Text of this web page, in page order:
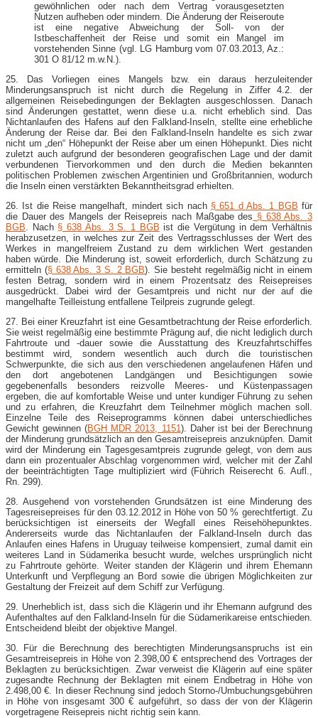
gewöhnlichen oder nach dem Vertrag vorausgesetzten
Nutzen aufheben oder mindern. Die Änderung der Reiseroute
ist eine negative Abweichung der Soll- von der
Istbeschaffenheit der Reise und somit ein Mangel im
vorstehenden Sinne (vgl. LG Hamburg vom 07.03.2013, Az.:
301 O 81/12 m.w.N.).
25. Das Vorliegen eines Mangels bzw. ein daraus herzuleitender
Minderungsanspruch ist nicht durch die Regelung in Ziffer 4.2. der
allgemeinen Reisebedingungen der Beklagten ausgeschlossen. Danach
sind Änderungen gestattet, wenn diese u.a. nicht erheblich sind. Das
Nichtanlaufen des Hafens auf den Falkland-Inseln, stellte eine erhebliche
Änderung der Reise dar. Bei den Falkland-Inseln handelte es sich zwar
nicht um „den“ Höhepunkt der Reise aber um einen Höhepunkt. Dies nicht
zuletzt auch aufgrund der besonderen geografischen Lage und der damit
verbundenen Tiervorkommen und den durch die Medien bekannten
politischen Problemen zwischen Argentinien und Großbritannien, wodurch
die Inseln einen verstärkten Bekanntheitsgrad erhielten.
26. Ist die Reise mangelhaft, mindert sich nach § 651 d Abs. 1 BGB für
die Dauer des Mangels der Reisepreis nach Maßgabe des § 638 Abs. 3
BGB . Nach § 638 Abs. 3 S. 1 BGB ist die Vergütung in dem Verhältnis
herabzusetzen, in welches zur Zeit des Vertragsschlusses der Wert des
Werkes in mangelfreiem Zustand zu dem wirklichen Wert gestanden
haben würde. Die Minderung ist, soweit erforderlich, durch Schätzung zu
ermitteln (§ 638 Abs. 3 S. 2 BGB). Sie besteht regelmäßig nicht in einem
festen Betrag, sondern wird in einem Prozentsatz des Reisepreises
ausgedrückt. Dabei wird der Gesamtpreis und nicht nur der auf die
mangelhafte Teilleistung entfallene Teilpreis zugrunde gelegt.
27. Bei einer Kreuzfahrt ist eine Gesamtbetrachtung der Reise erforderlich.
Sie weist regelmäßig eine bestimmte Prägung auf, die nicht lediglich durch
Fahrtroute und -dauer sowie die Ausstattung des Kreuzfahrtschiffes
bestimmt wird, sondern wesentlich auch durch die touristischen
Schwerpunkte, die sich aus den verschiedenen angelaufenen Häfen und
den dort angebotenen Landgängen und Besichtigungen sowie
gegebenenfalls besonders reizvolle Meeres- und Küstenpassagen
ergeben, die auf komfortable Weise und unter kundiger Führung zu sehen
und zu erfahren, die Kreuzfahrt dem Teilnehmer möglich machen soll.
Einzelne Teile des Reiseprogramms können dabei unterschiedliches
Gewicht gewinnen (BGH MDR 2013, 1151). Daher ist bei der Berechnung
der Minderung grundsätzlich an den Gesamtreisepreis anzuknüpfen. Damit
wird der Minderung ein Tagesgesamtpreis zugrunde gelegt, von dem aus
dann ein prozentualer Abschlag vorgenommen wird, welcher mit der Zahl
der beeinträchtigten Tage multipliziert wird (Führich Reiserecht 6. Aufl.,
Rn. 299).
28. Ausgehend von vorstehenden Grundsätzen ist eine Minderung des
Tagesreisepreises für den 03.12.2012 in Höhe von 50 % gerechtfertigt. Zu
berücksichtigen ist einerseits der Wegfall eines Reisehöhepunktes.
Andererseits wurde das Nichtanlaufen der Falkland-Inseln durch das
Anlaufen eines Hafens in Uruguay teilweise kompensiert, zumal damit ein
weiteres Land in Südamerika besucht wurde, welches ursprünglich nicht
zu Fahrtroute gehörte. Weiter standen der Klägerin und ihrem Ehemann
Unterkunft und Verpflegung an Bord sowie die übrigen Möglichkeiten zur
Gestaltung der Freizeit auf dem Schiff zur Verfügung.
29. Unerheblich ist, dass sich die Klägerin und ihr Ehemann aufgrund des
Aufenthaltes auf den Falkland-Inseln für die Südamerikareise entschieden.
Entscheidend bleibt der objektive Mangel.
30. Für die Berechnung des berechtigten Minderungsanspruchs ist ein
Gesamtreisepreis in Höhe von 2.398,00 € entsprechend des Vortrages der
Beklagten zu berücksichtigen. Zwar verweist die Klägerin auf eine später
zugesandte Rechnung der Beklagten mit einem Endbetrag in Höhe von
2.498,00 €. In dieser Rechnung sind jedoch Storno-/Umbuchungsgebühren
in Höhe von insgesamt 300 € aufgeführt, so dass der von der Klägerin
vorgetragene Reisepreis nicht richtig sein kann.